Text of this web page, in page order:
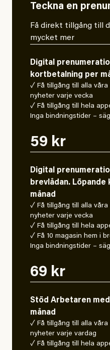
Teckna en
Få direkt tillgång till
mycket mer
Digital
kortbetalning per
✓ Få tillgång till alla
nyheter varje vecka
✓ Få tillgång till hela
Inga bindningstider –
59 kr
Digital
brevlådan.
månad
✓ Få tillgång till alla
nyheter varje vecka
✓ Få tillgång till hela
✓ Få 10 magasin hem i
Inga bindningstider –
69 kr
Stöd Arbetaren
månad
✓ Få tillgång till alla
nyheter varje vardag
✓ Få tillgång till hela